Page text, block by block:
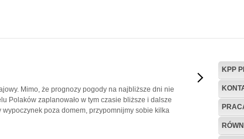
KPP
Mimo, że prognozy pogody na najbliższe dni nie
Polaków zaplanowało w tym czasie bliższe i dalsze
poza domem, przypomnijmy sobie kilka